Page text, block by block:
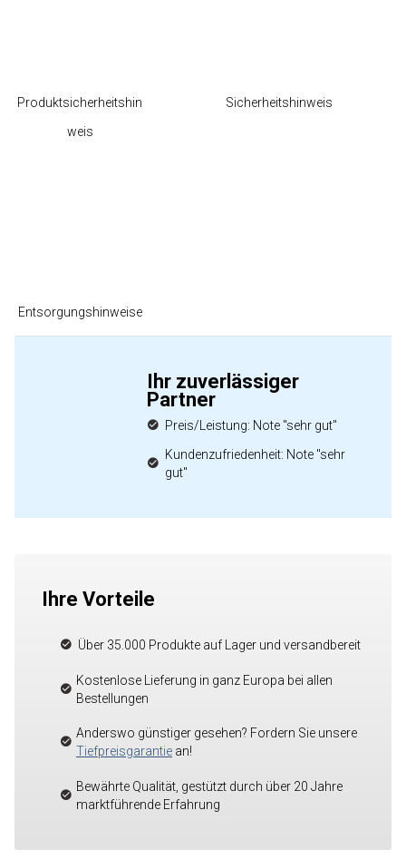
Produktsicherheitshin
weis
Sicherheitshinweis
Entsorgungshinweise
Ihr zuverlässiger
Partner
Preis/Leistung: Note "sehr gut"
Kundenzufriedenheit: Note "sehr
gut"
Ihre Vorteile
Über 35.000 Produkte auf Lager und versandbereit
Kostenlose Lieferung in ganz Europa bei allen
Bestellungen
Anderswo günstiger gesehen? Fordern Sie unsere
Tiefpreisgarantie an!
Bewährte Qualität, gestützt durch über 20 Jahre
marktführende Erfahrung